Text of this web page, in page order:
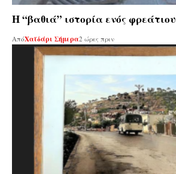
Η “βαθιά” ιστορία ενός φρεάτιου
ΑπόΧαϊδάρι Σήμερα2 ώρες πριν